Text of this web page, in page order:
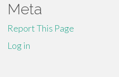
Meta
Report This Page
Log in